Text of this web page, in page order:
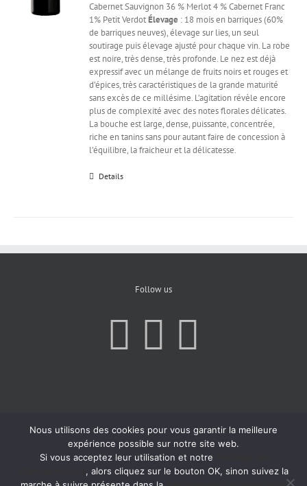
Cabernet Sauvignon 36 % Merlot 4 % Cabernet Franc
1% Petit VerdotÉlevage : 18 mois en barriques (60%
de barriques neuves), élevage sur lies, un seul
soutirage puis élevage ajusté pour chaque vin. La robe
est noire, très dense, très profonde. Le nez est déjà
expressif avec un mélange de fruits noirs et rouges et
d’épices, très caractéristiques de la grande maturité
sans excès de ce millésime. L’agitation révèle encore
plus de complexité avec des notes florales délicates.
La bouche est large, dense, puissante, concentrée,
riche en tanins sans pour autant faire de concession à
l’équilibre, la fraicheur et la délicatesse.
Details
Follow us
Nous utilisons des cookies pour vous garantir la meilleure
expérience possible sur notre site web.
Si vous acceptez leur utilisation et notre
, alors cliquez sur le bouton OK, sinon suivez la